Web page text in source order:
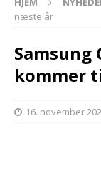
næste år
Samsung
kommer
16. november